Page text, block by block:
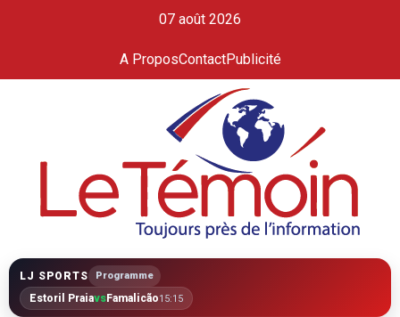
07 août 2026
A ProposContactPublicité
LJ SPORTS Programme
Estoril PraiavsFamalicão15:15